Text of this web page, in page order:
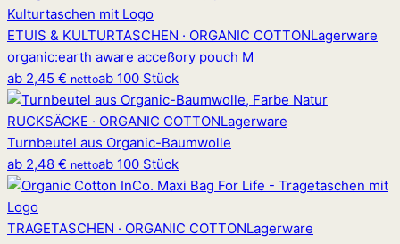
ETUIS & KULTURTASCHEN · ORGANIC COTTONLagerware
organic:earth aware acceßory pouch M
ab 2,45 € nettoab 100 Stück
RUCKSÄCKE · ORGANIC COTTONLagerware
Turnbeutel aus Organic-Baumwolle
ab 2,48 € nettoab 100 Stück
TRAGETASCHEN · ORGANIC COTTONLagerware